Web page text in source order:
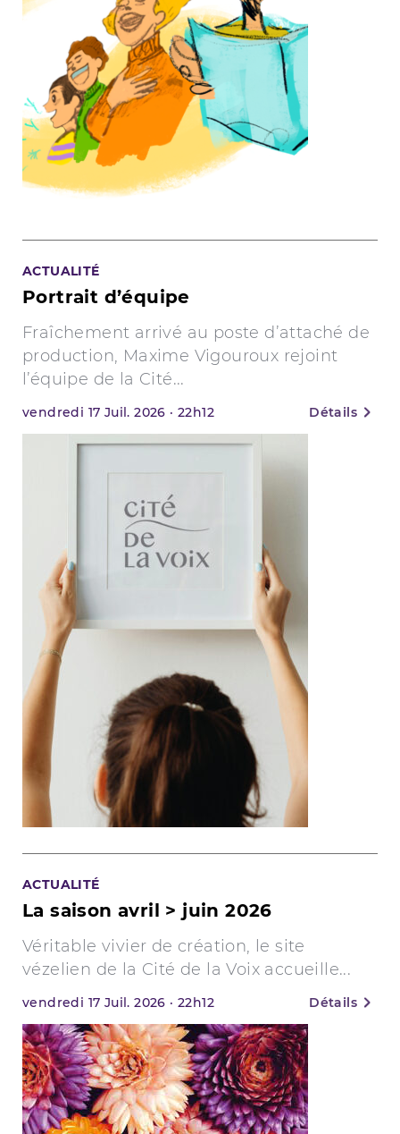
ACTUALITÉ
Portrait d’équipe
Fraîchement arrivé au poste d’attaché de
production, Maxime Vigouroux rejoint
l’équipe de la Cité...
vendredi 17 Juil. 2026 ·22h12 Détails
ACTUALITÉ
La saison avril > juin 2026
Véritable vivier de création, le site
vézelien de la Cité de la Voix accueille...
vendredi 17 Juil. 2026 ·22h12 Détails